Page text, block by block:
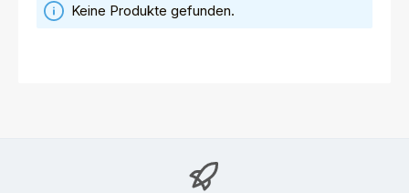
Keine Produkte gefunden.